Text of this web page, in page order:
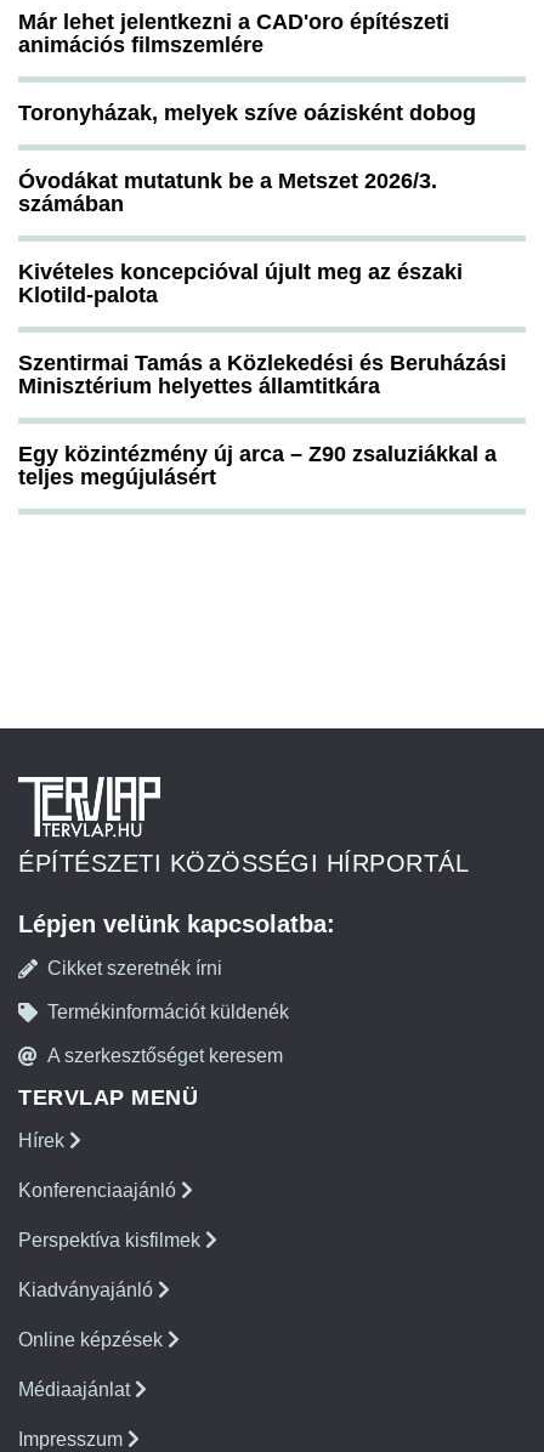
Már lehet jelentkezni a CAD'oro építészeti
animációs filmszemlére
Toronyházak, melyek szíve oázisként dobog
Óvodákat mutatunk be a Metszet 2026/3.
számában
Kivételes koncepcióval újult meg az északi
Klotild-palota
Szentirmai Tamás a Közlekedési és Beruházási
Minisztérium helyettes államtitkára
Egy közintézmény új arca – Z90 zsaluziákkal a
teljes megújulásért
ÉPÍTÉSZETI KÖZÖSSÉGI HÍRPORTÁL
Lépjen velünk kapcsolatba:
Cikket szeretnék írni
Termékinformációt küldenék
A szerkesztőséget keresem
TERVLAP MENÜ
Hírek
Konferenciaajánló
Perspektíva kisfilmek
Kiadványajánló
Online képzések
Médiaajánlat
Impresszum